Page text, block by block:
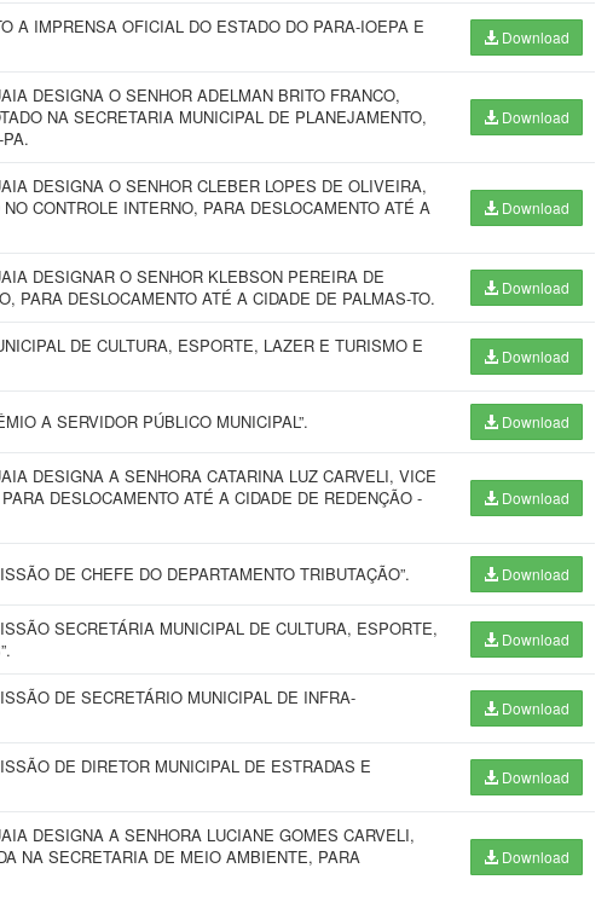
A IMPRENSA OFICIAL DO ESTADO DO PARA-IOEPA E
Download
DESIGNA O SENHOR ADELMAN BRITO FRANCO,
NA SECRETARIA MUNICIPAL DE PLANEJAMENTO,
Download
DESIGNA O SENHOR CLEBER LOPES DE OLIVEIRA,
CONTROLE INTERNO, PARA DESLOCAMENTO ATÉ A
Download
DESIGNAR O SENHOR KLEBSON PEREIRA DE
PARA DESLOCAMENTO ATÉ A CIDADE DE PALMAS-TO.
Download
DE CULTURA, ESPORTE, LAZER E TURISMO E
Download
A SERVIDOR PÚBLICO MUNICIPAL”. Download
DESIGNA A SENHORA CATARINA LUZ CARVELI, VICE
DESLOCAMENTO ATÉ A CIDADE DE REDENÇÃO -
Download
DE CHEFE DO DEPARTAMENTO TRIBUTAÇÃO”. Download
SECRETÁRIA MUNICIPAL DE CULTURA, ESPORTE,
Download
DE SECRETÁRIO MUNICIPAL DE INFRA-
Download
DE DIRETOR MUNICIPAL DE ESTRADAS E
Download
DESIGNA A SENHORA LUCIANE GOMES CARVELI,
NA SECRETARIA DE MEIO AMBIENTE, PARA
Download